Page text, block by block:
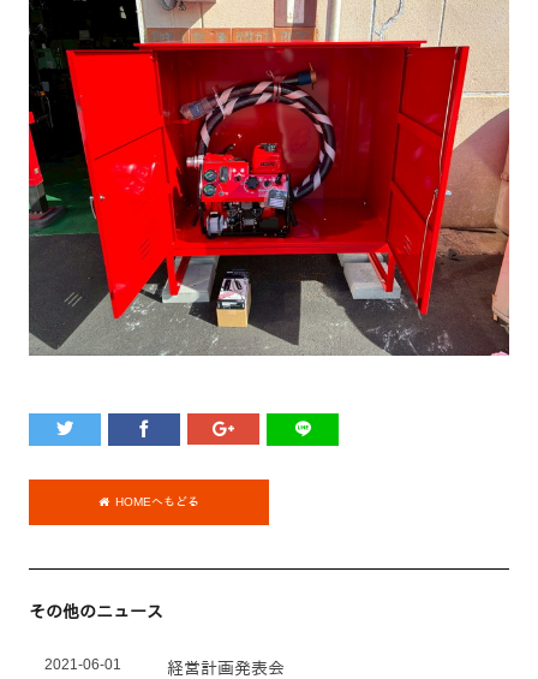
HOMEへもどる
その他のニュース
2021-06-01 経営計画発表会